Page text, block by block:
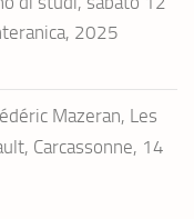
2025
Mazeran, Les
Carcassonne, 14